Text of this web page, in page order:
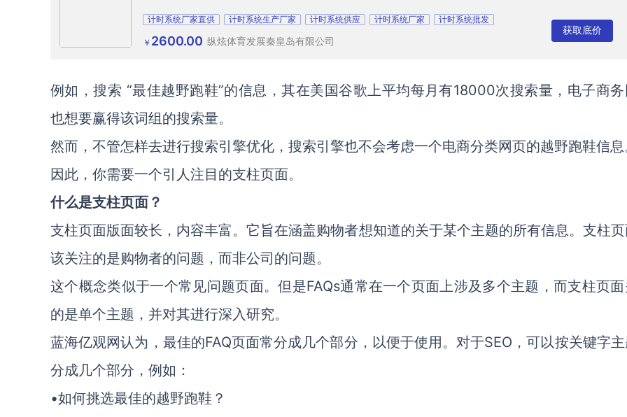
计时系统厂家直供 计时系统生产厂家 计时系统供应 计时系统厂家 计时系统批发
￥ 2600.00 纵炫体育发展秦皇岛有限公司
获取底价
例如，搜索 “最佳越野跑鞋”的信息，其在美国谷歌上平均每月有18000次搜索量，电子商
也想要赢得该词组的搜索量。
然而，不管怎样去进行搜索引擎优化，搜索引擎也不会考虑一个电商分类网页的越野跑鞋信
因此，你需要一个引人注目的支柱页面。
什么是支柱页面？
支柱页面版面较长，内容丰富。它旨在涵盖购物者想知道的关于某个主题的所有信息。支柱
该关注的是购物者的问题，而非公司的问题。
这个概念类似于一个常见问题页面。但是FAQs通常在一个页面上涉及多个主题，而支柱页
的是单个主题，并对其进行深入研究。
蓝海亿观网认为，最佳的FAQ页面常分成几个部分，以便于使用。对于SEO，可以按关键字
分成几个部分，例如：
•如何挑选最佳的越野跑鞋？